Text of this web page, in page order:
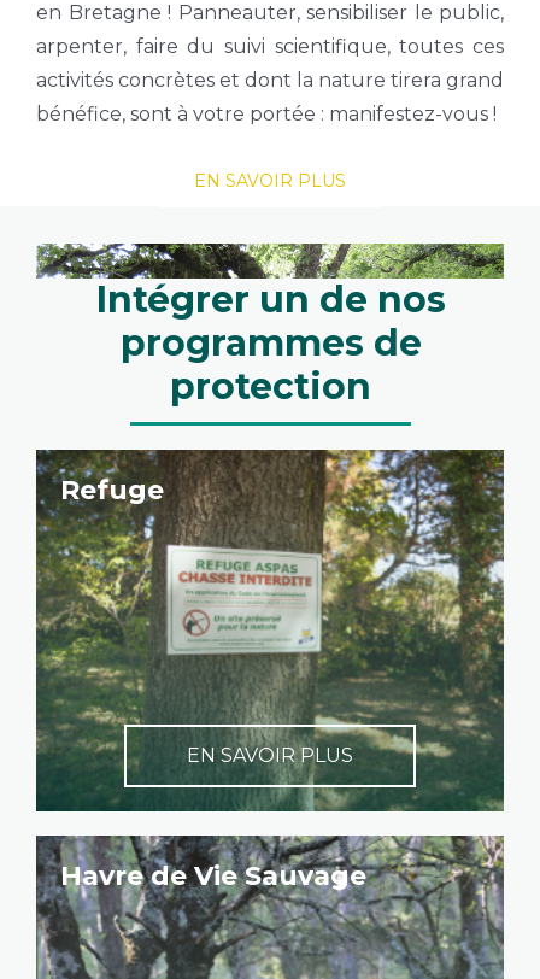
en Bretagne ! Panneauter, sensibiliser le public,
arpenter, faire du suivi scientifique, toutes ces
activités concrètes et dont la nature tirera grand
bénéfice, sont à votre portée : manifestez-vous !
EN SAVOIR PLUS
Intégrer un de nos
programmes de
protection
Refuge
EN SAVOIR PLUS
Havre de Vie Sauvage